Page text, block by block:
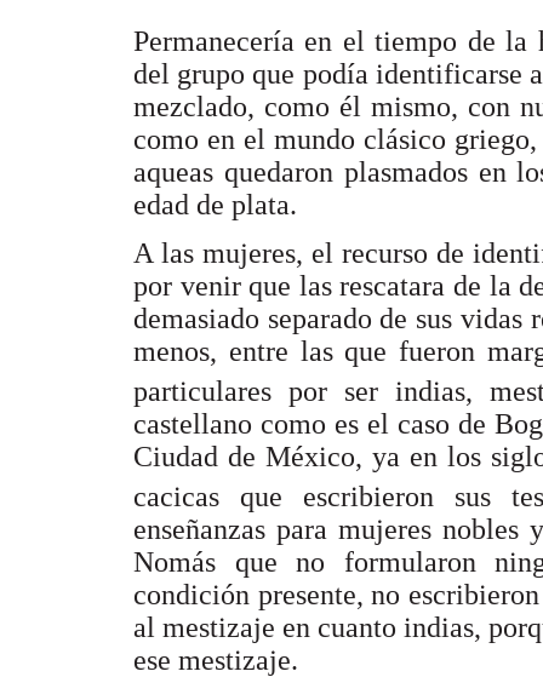
Permanecería en el tiempo de
del grupo que podía identificarse
mezclado, como él mismo, con
como en el mundo clásico
aqueas quedaron plasmados en
edad de plata.
A las mujeres, el recurso de
por venir que las rescatara de la
demasiado separado de sus vidas
menos, entre las que fueron
particulares por ser indias,
castellano como es el caso de
Ciudad de México, ya en los
cacicas que escribieron sus
enseñanzas para mujeres nobles
Nomás que no formularon
condición presente, no
al mestizaje en cuanto indias,
ese mestizaje.